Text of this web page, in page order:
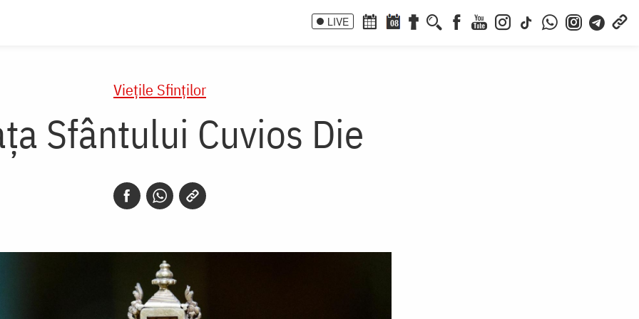
LIVE 08
Vieţile Sfinţilor
Sfântului Cuvios Die